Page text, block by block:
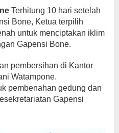
Terhitung 10 hari setelah
Bone, Ketua terpilih
untuk menciptakan iklim
Gapensi Bone.
pembersihan di Kantor
Watampone.
pembenahan gedung dan
Gapensi